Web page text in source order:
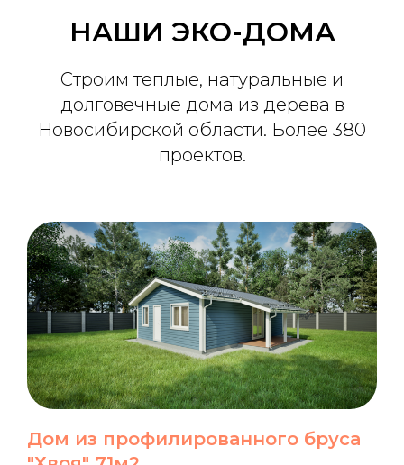
НАШИ ЭКО-ДОМА
Строим теплые, натуральные и
долговечные дома из дерева в
Новосибирской области. Более 380
проектов.
Дом из профилированного бруса